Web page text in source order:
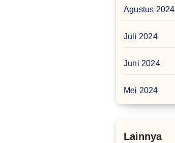
Agustus 2024
Juli 2024
Juni 2024
Mei 2024
Lainnya